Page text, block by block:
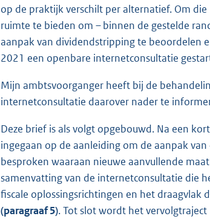
op de praktijk verschilt per alternatief. Om
ruimte te bieden om – binnen de gestelde
aanpak van dividendstripping te beoordelen
2021 een openbare internetconsultatie
Mijn ambtsvoorganger heeft bij de
internetconsultatie daarover nader te
Deze brief is als volgt opgebouwd. Na een
ingegaan op de aanleiding om de aanpak
besproken waaraan nieuwe aanvullende
samenvatting van de internetconsultatie die
fiscale oplossingsrichtingen en het
(paragraaf 5). Tot slot wordt het